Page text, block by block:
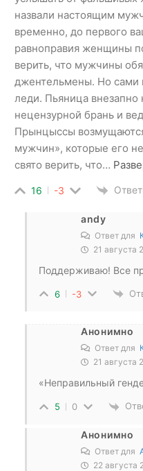
назвали настоящим
временно, до первого
равноправия женщины
верить, что мужчины
джентельмены. Но сами
леди. Пьяница внезапно
нецензурной брань и
Прынцыссы
мужчин», которые его
свято верить, что…
16 -3
andy
Ответ для
21 августа
Поддерживаю! Все
6 -3
Анонимно
Ответ для
21 августа
«Неправильный
5 0
Анонимно
Ответ для
22 августа